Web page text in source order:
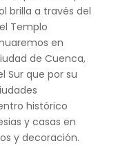
brilla a través del
Templo
en
de Cuenca,
Sur que por su
histórico
y casas en
y decoración.